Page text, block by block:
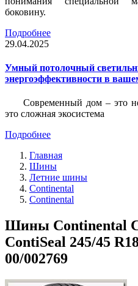
боковину.
Подробнее
29.04.2025
Умный потолочный
энергоэффективности в
Современный дом – это
это сложная экосистема
Подробнее
Главная
Шины
Летние шины
Continental
Continental
Шины Continental
ContiSeal 245/45
00/002769